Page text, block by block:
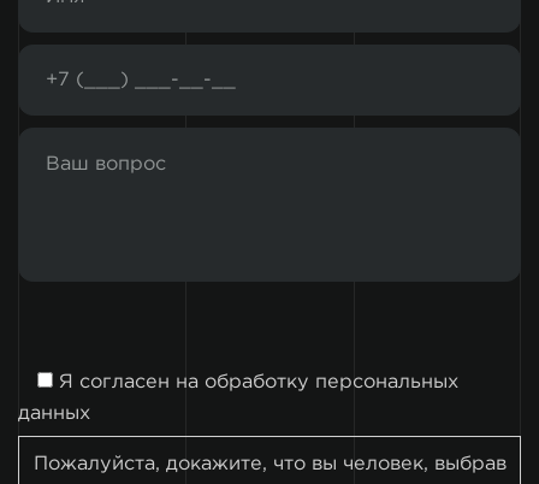
Я согласен на обработку персональных
данных
Пожалуйста, докажите, что вы человек, выбрав